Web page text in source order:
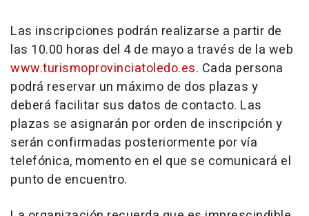
Las inscripciones podrán realizarse a partir de
las 10.00 horas del 4 de mayo a través de la web
www.turismoprovinciatoledo.es. Cada persona
podrá reservar un máximo de dos plazas y
deberá facilitar sus datos de contacto. Las
plazas se asignarán por orden de inscripción y
serán confirmadas posteriormente por vía
telefónica, momento en el que se comunicará el
punto de encuentro.